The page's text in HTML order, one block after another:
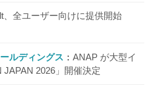
、全ユーザー向けに提供開始
ルディングス
ANAP が大型イ
JAPAN 2026」開催決定